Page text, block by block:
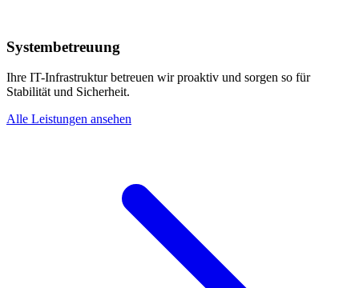
Systembetreuung
Ihre IT-Infrastruktur betreuen wir proaktiv und sorgen so für
Stabilität und Sicherheit.
Alle Leistungen ansehen